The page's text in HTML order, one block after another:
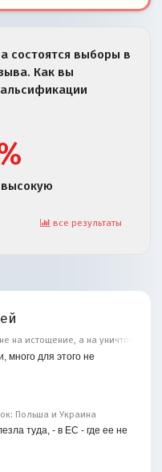
состоятся выборы в
Как вы
все результаты
на истощение, а на уничтожение
много для этого не
Польша и Украина
туда, - в ЕС - где ее не